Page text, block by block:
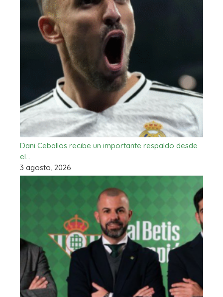
Dani Ceballos recibe un importante respaldo desde
el…
3 agosto, 2026